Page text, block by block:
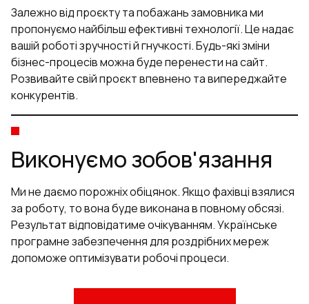
Залежно від проєкту та побажань замовника ми
пропонуємо найбільш ефективні технології. Це надає
вашій роботі зручності й гнучкості. Будь-які зміни
бізнес-процесів можна буде перенести на сайт.
Розвивайте свій проєкт впевнено та випереджайте
конкурентів.
Виконуємо зобов'язання
Ми не даємо порожніх обіцянок. Якщо фахівці взялися
за роботу, то вона буде виконана в повному обсязі.
Результат відповідатиме очікуванням. Українське
програмне забезпечення для роздрібних мереж
допоможе оптимізувати робочі процеси.